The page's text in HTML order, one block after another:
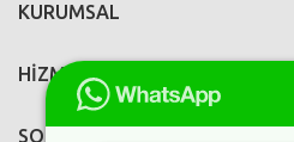
KURUMSAL
HİZMETLERİMİZ
SOSYAL MEDYA